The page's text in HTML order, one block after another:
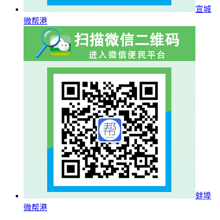
宣城
微帮港
蚌埠
微帮港